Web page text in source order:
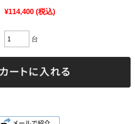
¥114,400 (税込)
台